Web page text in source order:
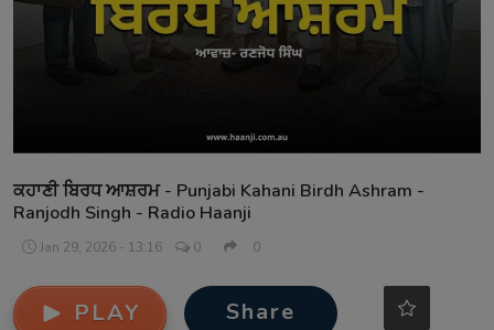
Contact
ਕਹਾਣੀ ਬਿਰਧ ਆਸ਼ਰਮ - Punjabi Kahani Birdh Ashram -
Ranjodh Singh - Radio Haanji
Jan 29, 2026 - 13:16 0 0
PLAY Share